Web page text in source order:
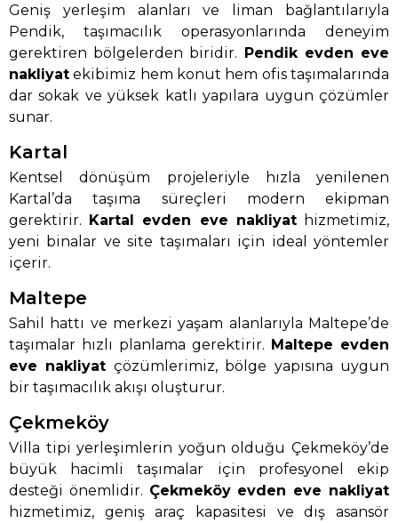
Geniş yerleşim alanları ve liman bağlantılarıyla
Pendik, taşımacılık operasyonlarında deneyim
gerektiren bölgelerden biridir. Pendik evden eve
nakliyat ekibimiz hem konut hem ofis taşımalarında
dar sokak ve yüksek katlı yapılara uygun çözümler
sunar.
Kartal
Kentsel dönüşüm projeleriyle hızla yenilenen
Kartal’da taşıma süreçleri modern ekipman
gerektirir. Kartal evden eve nakliyathizmetimiz,
yeni binalar ve site taşımaları için ideal yöntemler
içerir.
Maltepe
Sahil hattı ve merkezi yaşam alanlarıyla Maltepe’de
taşımalar hızlı planlama gerektirir. Maltepe evden
eve nakliyat çözümlerimiz, bölge yapısına uygun
bir taşımacılık akışı oluşturur.
Çekmeköy
Villa tipi yerleşimlerin yoğun olduğu Çekmeköy’de
büyük hacimli taşımalar için profesyonel ekip
desteği önemlidir. Çekmeköy evden eve nakliyat
hizmetimiz, geniş araç kapasitesi ve dış asansör